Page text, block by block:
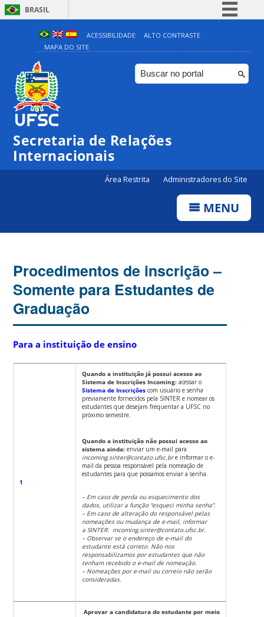
BRASIL
Simplifique!
Comunica BR
Participe
ACESSIBILIDADE
ALTO CONTRASTE
MAPA DO SITE
Secretaria de Relações
Internacionais
Área Restrita Administradores do Site
MENU
Procedimentos de inscrição –
Somente para Estudantes de
Graduação
Para a instituição de ensino
1
Quando a instituição já possui acesso ao
Sistema de Inscrições Incoming:acessar o
Sistema de Inscrições com usuário e senha
previamente fornecidos pela SINTER e nomear os
estudantes que desejam frequentar a UFSC no
próximo semestre.
Quando a instituição não possui acesso ao
sistema ainda: enviar um e-mail para
incoming.sinter@contato.ufsc.bre informar o e-
mail da pessoa responsável pela nomeação de
estudantes para que possamos enviar a senha.
– Em caso de perda ou esquecimento dos
dados, utilizar a função “esqueci minha senha”.
– Em caso de alteração do responsável pelas
nomeações ou mudança de e-mail, informar
a SINTER: incoming.sinter@contato.ufsc.br.
– Observar se o endereço de e-mail do
estudante está correto. Não nos
responsabilizamos por estudantes que não
tenham recebido o e-mail de nomeação.
– Nomeações por e-mail ou correio não serão
consideradas.
Aprovar a candidatura do estudante por meio